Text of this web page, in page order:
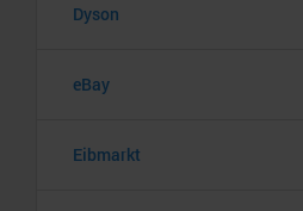
Dyson
eBay
Eibmarkt